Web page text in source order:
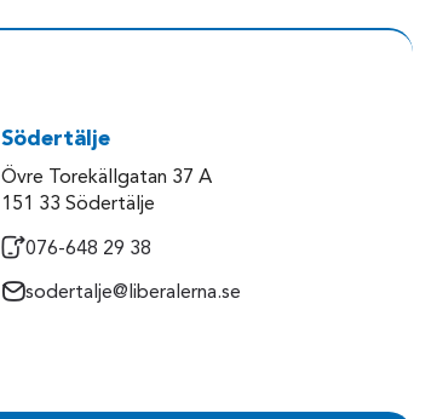
Södertälje
Övre Torekällgatan 37 A
151 33 Södertälje
076-648 29 38
sodertalje@liberalerna.se